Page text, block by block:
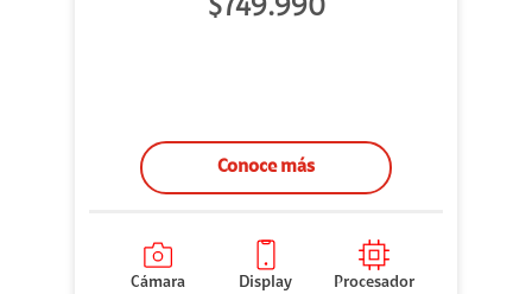
$749.990
Conoce más
Cámara
Display
Procesador